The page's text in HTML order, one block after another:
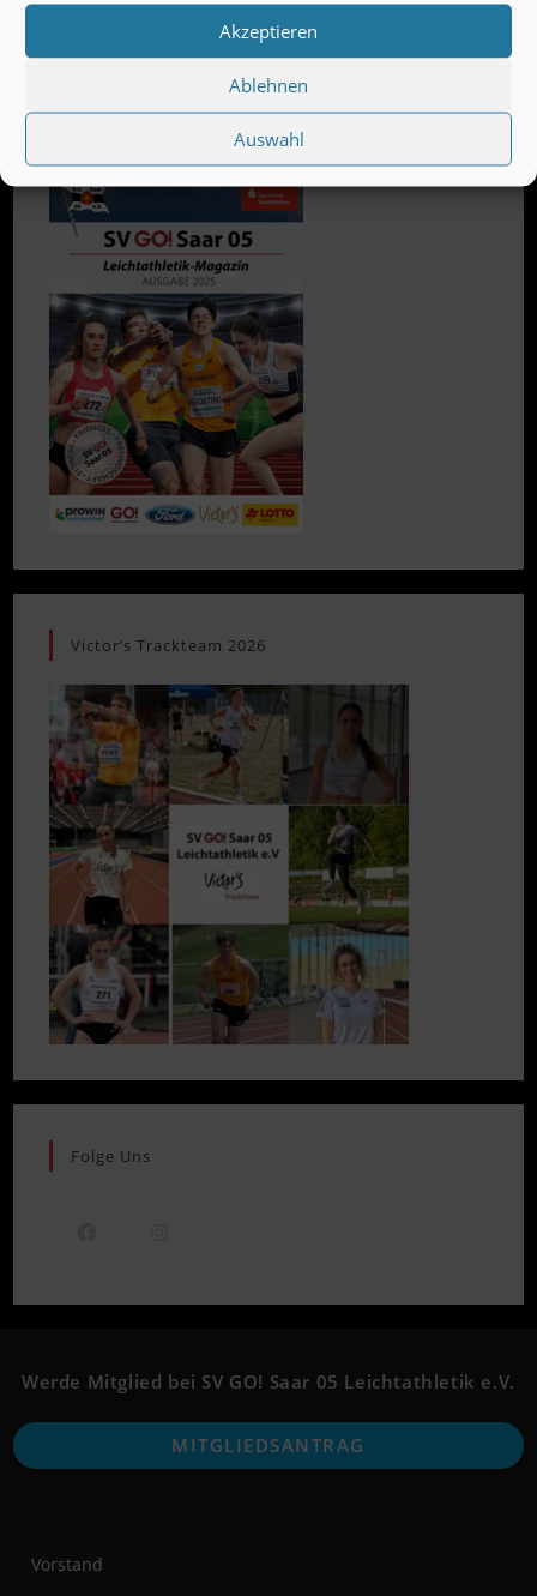
Akzeptieren
Ablehnen
Auswahl
Leichtathletik Magazin
Victor’s Trackteam 2026
Folge Uns
in
new
in
new
tab
Werde Mitglied bei SV GO! Saar 05 Leichtathletik e.V.
MITGLIEDSANTRAG
Vorstand